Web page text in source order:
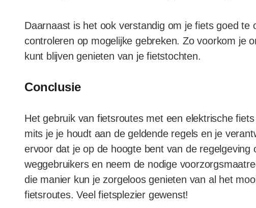
Daarnaast is het ook verstandig om je fiets goed te
controleren op mogelijke gebreken. Zo voorkom je
kunt blijven genieten van je fietstochten.
Conclusie
Het gebruik van fietsroutes met een elektrische
mits je je houdt aan de geldende regels en je
ervoor dat je op de hoogte bent van de
weggebruikers en neem de nodige
die manier kun je zorgeloos genieten van al het
fietsroutes. Veel fietsplezier gewenst!